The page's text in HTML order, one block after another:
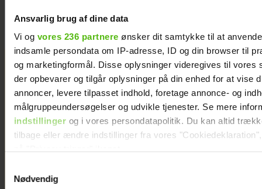
Ansvarlig brug af dine data
Vi og vores 236 partnere ønsker dit samtykke til at
indsamle persondata om IP-adresse, ID og din browser til
og marketingformål. Disse oplysninger videregives til vores
der opbevarer og tilgår oplysninger på din enhed for at vise
annoncer, levere tilpasset indhold, foretage annonce- og
målgruppeundersøgelser og udvikle tjenester. Se mere
indstillingerog i vores persondatapolitik. Du kan altid
tilbage eller ændre indstillinger fra vores
Dine valg anvendes på hele websitet.
Nødvendig